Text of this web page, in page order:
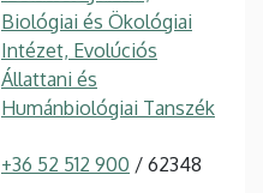
Biológiai és Ökológiai
Intézet, Evolúciós
Állattani és
Humánbiológiai Tanszék
+36 52 512 900 / 62348